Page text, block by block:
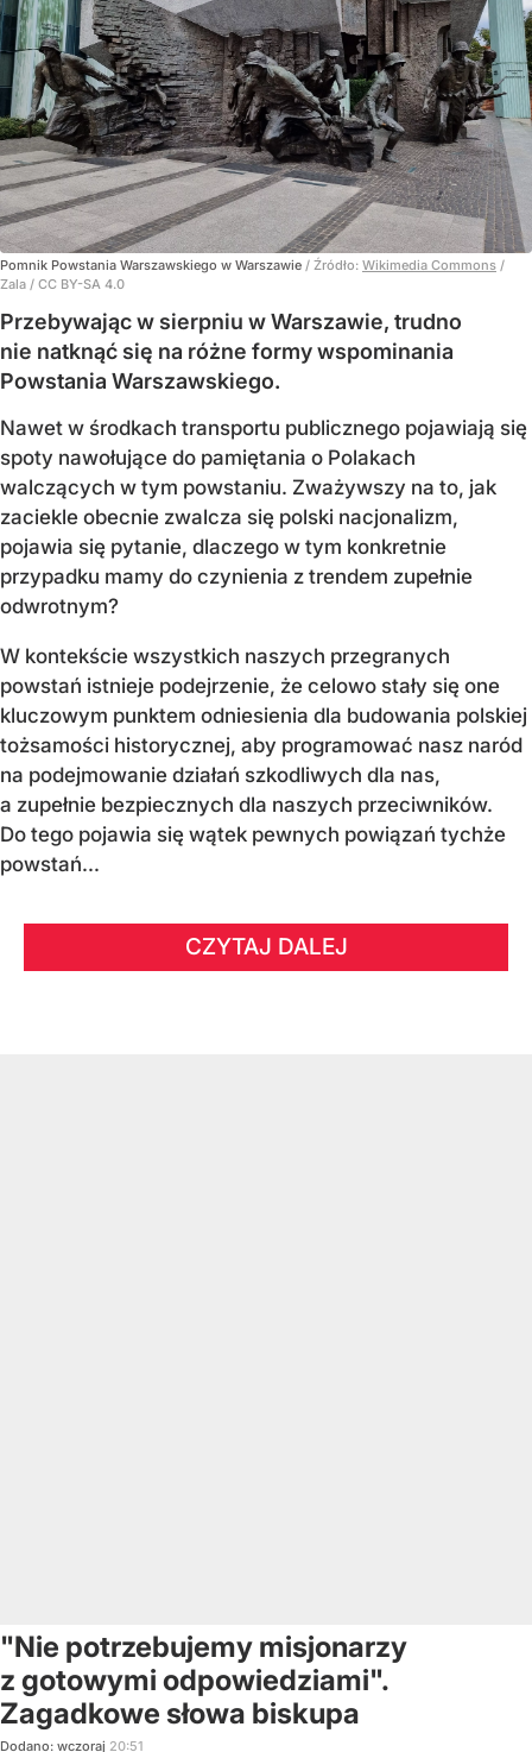
Pomnik Powstania Warszawskiego w Warszawie / Źródło: Wikimedia Commons /
Zala / CC BY-SA 4.0
Przebywając w sierpniu w Warszawie, trudno
nie natknąć się na różne formy wspominania
Powstania Warszawskiego.
Nawet w środkach transportu publicznego pojawiają się
spoty nawołujące do pamiętania o Polakach
walczących w tym powstaniu. Zważywszy na to, jak
zaciekle obecnie zwalcza się polski nacjonalizm,
pojawia się pytanie, dlaczego w tym konkretnie
przypadku mamy do czynienia z trendem zupełnie
odwrotnym?
W kontekście wszystkich naszych przegranych
powstań istnieje podejrzenie, że celowo stały się one
kluczowym punktem odniesienia dla budowania polskiej
tożsamości historycznej, aby programować nasz naród
na podejmowanie działań szkodliwych dla nas,
a zupełnie bezpiecznych dla naszych przeciwników.
Do tego pojawia się wątek pewnych powiązań tychże
powstań...
CZYTAJ DALEJ
"Nie potrzebujemy misjonarzy
z gotowymi odpowiedziami".
Zagadkowe słowa biskupa
Dodano: wczoraj 20:51